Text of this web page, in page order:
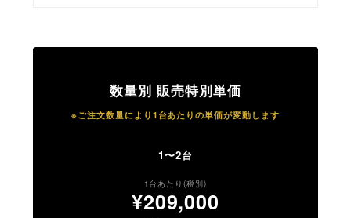
数量別 販売特別単価
※ご注文数量により1台あたりの単価が変動します
1〜2台
1台あたり(税別)
¥209,000